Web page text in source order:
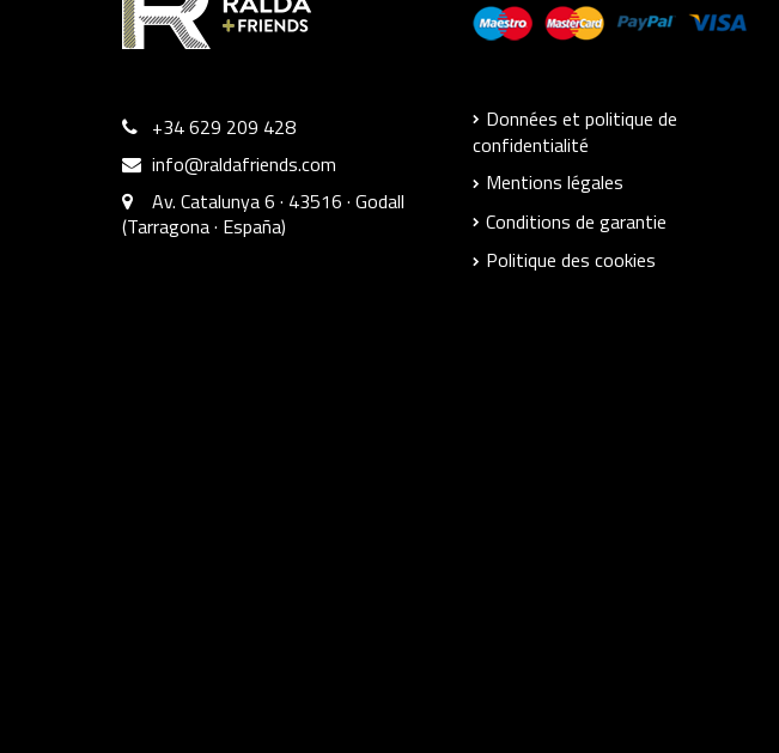
+34 629 209 428
info@raldafriends.com
Av. Catalunya 6 · 43516 · Godall
(Tarragona · España)
Données et politique de
confidentialité
Mentions légales
Conditions de garantie
Politique des cookies